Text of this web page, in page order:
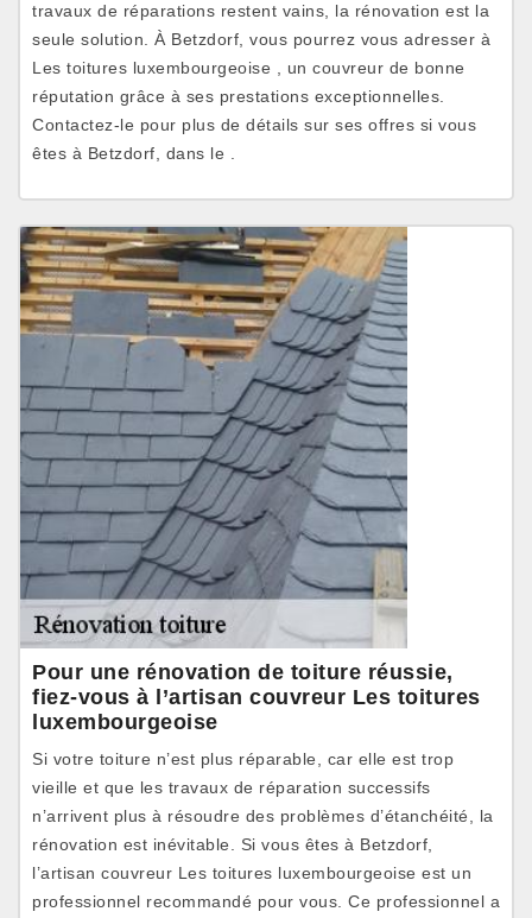
travaux de réparations restent vains, la rénovation est la
seule solution. À Betzdorf, vous pourrez vous adresser à
Les toitures luxembourgeoise , un couvreur de bonne
réputation grâce à ses prestations exceptionnelles.
Contactez-le pour plus de détails sur ses offres si vous
êtes à Betzdorf, dans le .
Pour une rénovation de toiture réussie,
fiez-vous à l’artisan couvreur Les toitures
luxembourgeoise
Si votre toiture n’est plus réparable, car elle est trop
vieille et que les travaux de réparation successifs
n’arrivent plus à résoudre des problèmes d’étanchéité, la
rénovation est inévitable. Si vous êtes à Betzdorf,
l’artisan couvreur Les toitures luxembourgeoise est un
professionnel recommandé pour vous. Ce professionnel a